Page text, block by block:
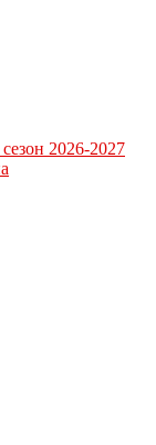
2026-2027